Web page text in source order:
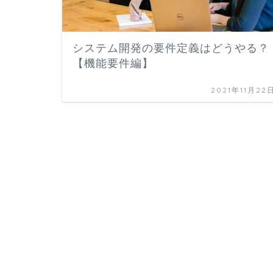
システム開発の要件定義はどうやる？
【機能要件編】
2021年11月22